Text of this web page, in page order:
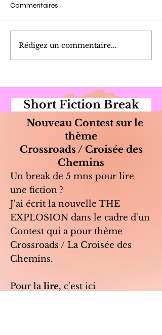
Cueillette du Matin
Commentaires
Rédigez un commentaire...
Short Fiction Break
Nouveau Contest sur le
thème
Crossroads / Croisée des
Chemins
Un break de 5 mns pour lire
une fiction ?
J'ai écrit la nouvelle THE
EXPLOSION dans le cadre d'un
Contest qui a pour thème
Crossroads / La Croisée des
Chemins.
Pour lalire, c'est ici